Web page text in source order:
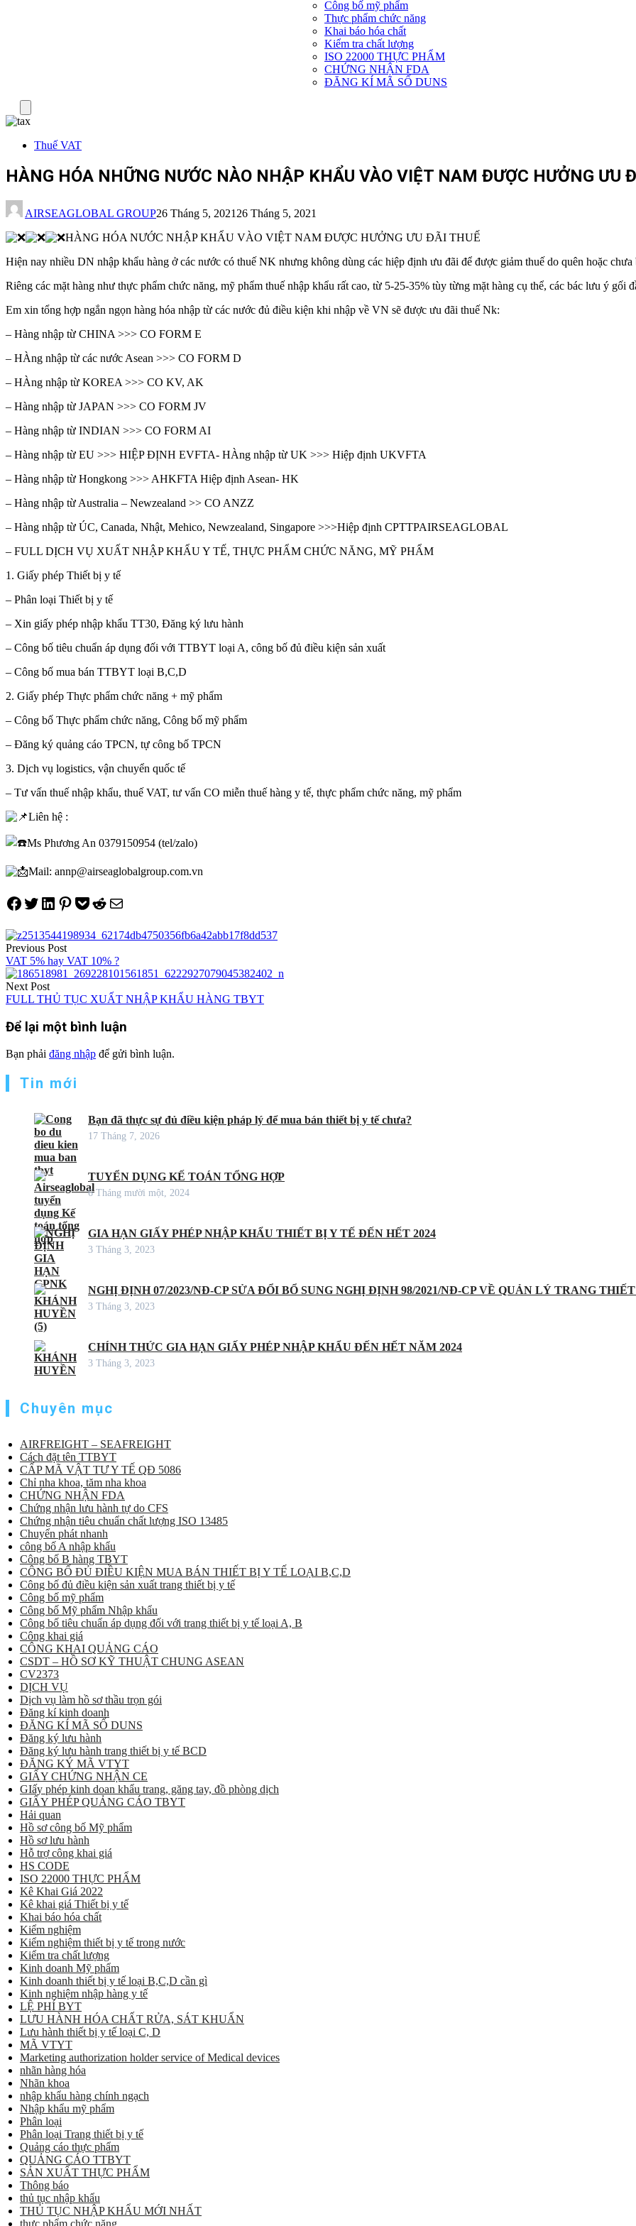
Dịch
vụ
khác
Công bố mỹ phẩm
Thực phẩm chức năng
Khai báo hóa chất
Kiểm tra chất lượng
ISO 22000 THỰC PHẨM
CHỨNG NHẬN FDA
ĐĂNG KÍ MÃ SỐ DUNS
Thuế VAT
HÀNG HÓA NHỮNG NƯỚC NÀO NHẬP KHẨU VÀO VIỆT NAM ĐƯỢC HƯỞNG ƯU
AIRSEAGLOBAL GROUP26 Tháng 5, 2021 26 Tháng 5, 2021
HÀNG HÓA NƯỚC NHẬP KHẨU VÀO VIỆT NAM ĐƯỢC HƯỞNG ƯU ĐÃI THUẾ
Hiện nay nhiều DN nhập khẩu hàng ở các nước có thuế NK nhưng không dùng các hiệp định ưu đãi để được giảm thuế do quên hoặc chưa
Riêng các mặt hàng như thực phẩm chức năng, mỹ phẩm thuế nhập khẩu rất cao, từ 5-25-35% tùy từng mặt hàng cụ thể, các bác lưu ý gối
Em xin tổng hợp ngắn ngọn hàng hóa nhập từ các nước đủ điều kiện khi nhập về VN sẽ được ưu đãi thuế Nk:
– Hàng nhập từ CHINA >>> CO FORM E
– HÀng nhập từ các nước Asean >>> CO FORM D
– HÀng nhập từ KOREA >>> CO KV, AK
– Hàng nhập từ JAPAN >>> CO FORM JV
– Hàng nhập từ INDIAN >>> CO FORM AI
– Hàng nhập từ EU >>> HIỆP ĐỊNH EVFTA- HÀng nhập từ UK >>> Hiệp định UKVFTA
– Hàng nhập từ Hongkong >>> AHKFTA Hiệp định Asean- HK
– Hàng nhập từ Australia – Newzealand >> CO ANZZ
– Hàng nhập từ ÚC, Canada, Nhật, Mehico, Newzealand, Singapore >>>Hiệp định CPTTPAIRSEAGLOBAL
– FULL DỊCH VỤ XUẤT NHẬP KHẨU Y TẾ, THỰC PHẨM CHỨC NĂNG, MỸ PHẨM
1. Giấy phép Thiết bị y tế
– Phân loại Thiết bị y tế
– Xin giấy phép nhập khẩu TT30, Đăng ký lưu hành
– Công bố tiêu chuẩn áp dụng đối với TTBYT loại A, công bố đủ điều kiện sản xuất
– Công bố mua bán TTBYT loại B,C,D
2. Giấy phép Thực phẩm chức năng + mỹ phẩm
– Công bố Thực phẩm chức năng, Công bố mỹ phẩm
– Đăng ký quảng cáo TPCN, tự công bố TPCN
3. Dịch vụ logistics, vận chuyển quốc tế
– Tư vấn thuế nhập khẩu, thuế VAT, tư vấn CO miễn thuế hàng y tế, thực phẩm chức năng, mỹ phẩm
Liên hệ :
Ms Phương An 0379150954 (tel/zalo)
Mail: annp@airseaglobalgroup.com.vn
Share on Facebook
Tweet on Twitter
Share on LinkedIn
Pin on Pinterest
Save to pocket
Share on Reddit
Share via Email
Điều
hướng
bài
viết
Previous Post
VAT 5% hay VAT 10% ?
Next Post
FULL THỦ TỤC XUẤT NHẬP KHẨU HÀNG TBYT
Để lại một bình luận
Bạn phải đăng nhập để gửi bình luận.
Tin mới
Bạn đã thực sự đủ điều kiện pháp lý để mua bán thiết bị y tế chưa?
17 Tháng 7, 2026
TUYỂN DỤNG KẾ TOÁN TỔNG HỢP
6 Tháng mười một, 2024
GIA HẠN GIẤY PHÉP NHẬP KHẨU THIẾT BỊ Y TẾ ĐẾN HẾT 2024
3 Tháng 3, 2023
NGHỊ ĐỊNH 07/2023/NĐ-CP SỬA ĐỔI BỔ SUNG NGHỊ ĐỊNH 98/2021/NĐ-CP VỀ QUẢN LÝ TRANG
3 Tháng 3, 2023
CHÍNH THỨC GIA HẠN GIẤY PHÉP NHẬP KHẨU ĐẾN HẾT NĂM 2024
3 Tháng 3, 2023
Chuyên mục
AIRFREIGHT – SEAFREIGHT
Cách đặt tên TTBYT
CẤP MÃ VẬT TƯ Y TẾ QĐ 5086
Chỉ nha khoa, tăm nha khoa
CHỨNG NHẬN FDA
Chứng nhận lưu hành tự do CFS
Chứng nhận tiêu chuẩn chất lượng ISO 13485
Chuyển phát nhanh
công bố A nhập khẩu
Công bố B hàng TBYT
CÔNG BỐ ĐỦ ĐIỀU KIỆN MUA BÁN THIẾT BỊ Y TẾ LOẠI B,C,D
Công bố đủ điều kiện sản xuất trang thiết bị y tế
Công bố mỹ phẩm
Công bố Mỹ phẩm Nhập khẩu
Công bố tiêu chuẩn áp dụng đối với trang thiết bị y tế loại A, B
Công khai giá
CÔNG KHAI QUẢNG CÁO
CSDT – HỒ SƠ KỸ THUẬT CHUNG ASEAN
CV2373
DỊCH VỤ
Dịch vụ làm hồ sơ thầu trọn gói
Đăng kí kinh doanh
ĐĂNG KÍ MÃ SỐ DUNS
Đăng ký lưu hành
Đăng ký lưu hành trang thiết bị y tế BCD
ĐĂNG KÝ MÃ VTYT
GIẤY CHỨNG NHẬN CE
GIấy phép kinh doan khẩu trang, găng tay, đồ phòng dịch
GIẤY PHÉP QUẢNG CÁO TBYT
Hải quan
Hồ sơ công bố Mỹ phẩm
Hồ sơ lưu hành
Hỗ trợ công khai giá
HS CODE
ISO 22000 THỰC PHẨM
Kê Khai Giá 2022
Kê khai giá Thiết bị y tế
Khai báo hóa chất
Kiểm nghiệm
Kiểm nghiệm thiết bị y tế trong nước
Kiểm tra chất lượng
Kinh doanh Mỹ phẩm
Kinh doanh thiết bị y tế loại B,C,D cần gì
Kinh nghiệm nhập hàng y tế
LỆ PHÍ BYT
LƯU HÀNH HÓA CHẤT RỬA, SÁT KHUẨN
Lưu hành thiết bị y tế loại C, D
MÃ VTYT
Marketing authorization holder service of Medical devices
nhãn hàng hóa
Nhãn khoa
nhập khẩu hàng chính ngạch
Nhập khẩu mỹ phẩm
Phân loại
Phân loại Trang thiết bị y tế
Quảng cáo thực phẩm
QUẢNG CÁO TTBYT
SẢN XUẤT THỰC PHẨM
Thông báo
thủ tục nhập khẩu
THỦ TỤC NHẬP KHẨU MỚI NHẤT